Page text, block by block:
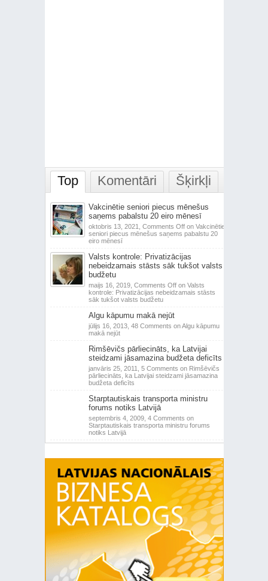
Top Komentāri Šķirkļi
Vakcinētie seniori piecus mēnešus
saņems pabalstu 20 eiro mēnesī
oktobris 13, 2021, Comments Offon Vakcinētie
seniori piecus mēnešus saņems pabalstu 20
eiro mēnesī
Valsts kontrole: Privatizācijas
nebeidzamais stāsts sāk tukšot valsts
budžetu
maijs 16, 2019, Comments Offon Valsts
kontrole: Privatizācijas nebeidzamais stāsts
sāk tukšot valsts budžetu
Algu kāpumu makā nejūt
jūlijs 16, 2013, 48 Comments on Algu kāpumu
makā nejūt
Rimšēvičs pārliecināts, ka Latvijai
steidzami jāsamazina budžeta deficīts
janvāris 25, 2011, 5 Comments on Rimšēvičs
pārliecināts, ka Latvijai steidzami jāsamazina
budžeta deficīts
Starptautiskais transporta ministru
forums notiks Latvijā
septembris 4, 2009, 4 Comments on
Starptautiskais transporta ministru forums
notiks Latvijā